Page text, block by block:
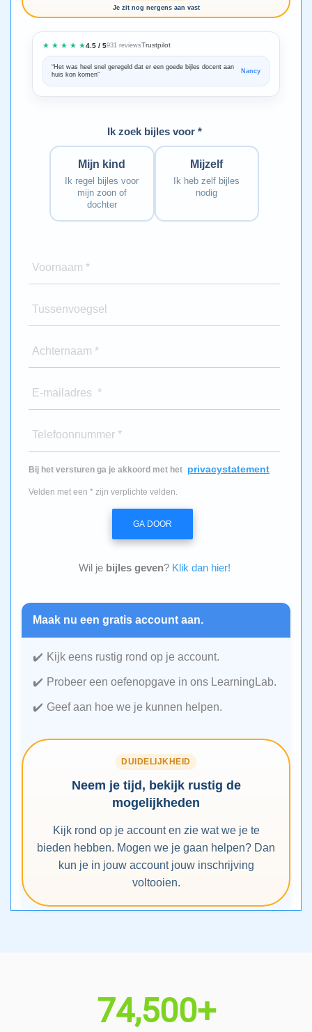
Je zit nog nergens aan vast
★ ★ ★ ★ ★4.5 / 5931 reviewsTrustpilot
“Het was heel snel geregeld dat er een goede bijles docent aan
huis kon komen”
Nancy
Ik zoek bijles voor *
Mijn kind
Ik regel bijles voor
mijn zoon of
dochter
Mijzelf
Ik heb zelf bijles
nodig
Voornaam *
Tussenvoegsel
Achternaam *
E-mailadres *
Telefoonnummer *
Bij het versturen ga je akkoord met het privacystatement
Velden met een * zijn verplichte velden.
GA DOOR
Wil je bijles geven? Klik dan hier!
Maak nu een gratis account aan.
Kijk eens rustig rond op je account.
Probeer een oefenopgave in ons LearningLab.
Geef aan hoe we je kunnen helpen.
DUIDELIJKHEID
Neem je tijd, bekijk rustig de
mogelijkheden
Kijk rond op je account en zie wat we je te
bieden hebben. Mogen we je gaan helpen? Dan
kun je in jouw account jouw inschrijving
voltooien.
74,500+